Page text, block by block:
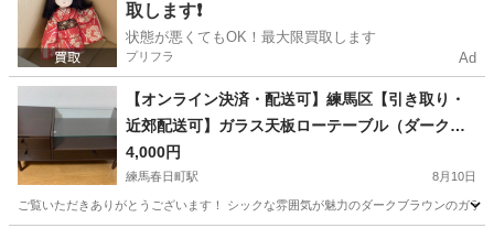
折りたたみ
取します❗️
状態が悪くてもOK！最大限買取します
プリフラ Ad
【オンライン決済・配送可】練馬区【引き取り・
近郊配送可】ガラス天板ローテーブル（ダークブ
ラウン）／定価約1.7万円
4,000円
練馬春日町駅 8月10日
ご覧いただきありがとうございます！ シックな雰囲気が魅力のダークブラウンのガ